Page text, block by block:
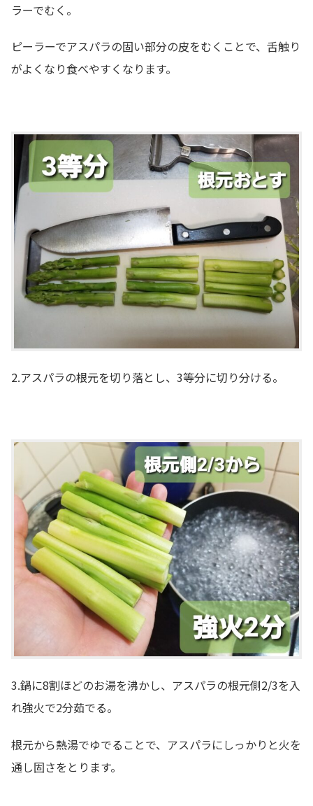
ラーでむく。
ピーラーでアスパラの固い部分の皮をむくことで、舌触り
がよくなり食べやすくなります。
2.アスパラの根元を切り落とし、3等分に切り分ける。
3.鍋に8割ほどのお湯を沸かし、アスパラの根元側2/3を入
れ強火で2分茹でる。
根元から熱湯でゆでることで、アスパラにしっかりと火を
通し固さをとります。